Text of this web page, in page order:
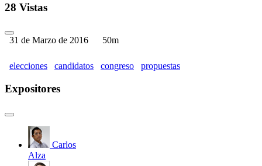
28 Vistas
31 de Marzo de 2016 50m
elecciones candidatos congreso propuestas
Expositores
Carlos
Alza